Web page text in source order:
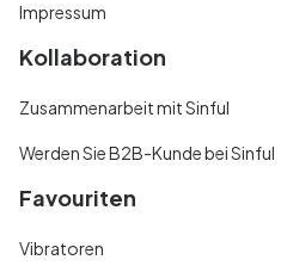
Impressum
Kollaboration
Zusammenarbeit mit Sinful
Werden Sie B2B-Kunde bei Sinful
Favouriten
Vibratoren